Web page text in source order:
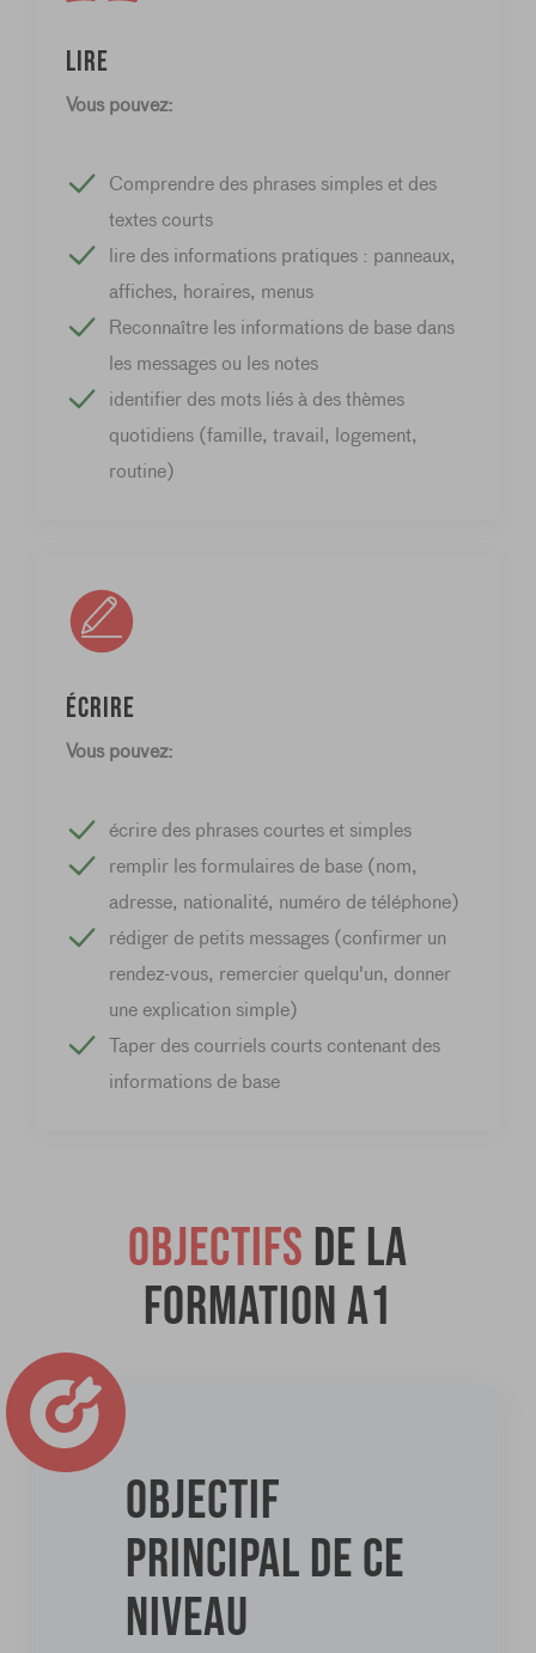
Lire
Vous pouvez:
Comprendre des phrases simples et des
textes courts
lire des informations pratiques : panneaux,
affiches, horaires, menus
Reconnaître les informations de base dans
les messages ou les notes
identifier des mots liés à des thèmes
quotidiens (famille, travail, logement,
routine)
Écrire
Vous pouvez:
écrire des phrases courtes et simples
remplir les formulaires de base (nom,
adresse, nationalité, numéro de téléphone)
rédiger de petits messages (confirmer un
rendez-vous, remercier quelqu'un, donner
une explication simple)
Taper des courriels courts contenant des
informations de base
Objectifs de la
formation A1
Objectif
principal de ce
niveau